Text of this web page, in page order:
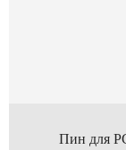
Пин для